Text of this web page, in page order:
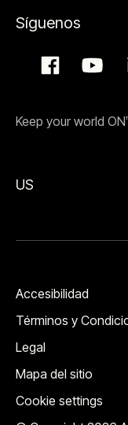
Síguenos
Keep your world
US
Accesibilidad
Términos y
Legal
Mapa del sitio
Cookie settings